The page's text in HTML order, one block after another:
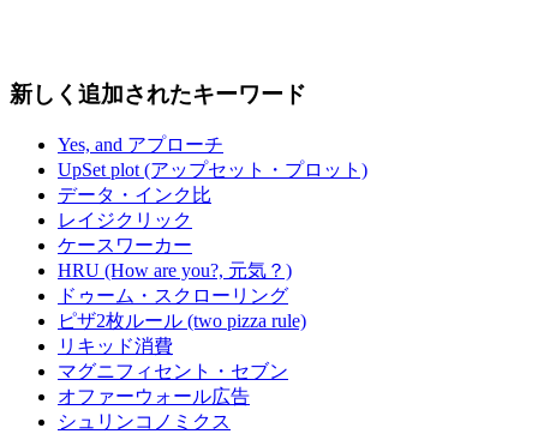
新しく追加されたキーワード
Yes, and アプローチ
UpSet plot (アップセット・プロット)
データ・インク比
レイジクリック
ケースワーカー
HRU (How are you?, 元気？)
ドゥーム・スクローリング
ピザ2枚ルール (two pizza rule)
リキッド消費
マグニフィセント・セブン
オファーウォール広告
シュリンコノミクス